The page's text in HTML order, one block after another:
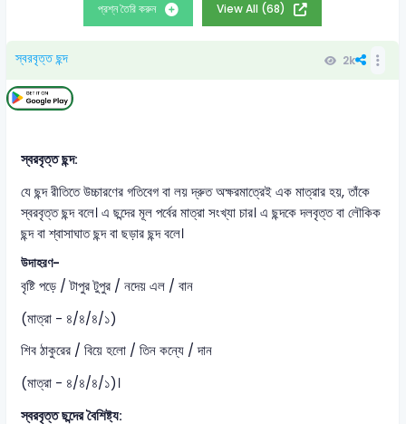
প্রশ্ন তৈরি করুন View All (68)
স্বরবৃত্ত ছন্দ 2k
স্বরবৃত্ত ছন্দ:
যে ছন্দ রীতিতে উচ্চারণের গতিবেগ বা লয় দ্রুত অক্ষরমাত্রেই এক মাত্রার হয়, তাঁকে
স্বরবৃত্ত ছন্দ বলে। এ ছন্দের মূল পর্বের মাত্রা সংখ্যা চার। এ ছন্দকে দলবৃত্ত বা লৌকিক
ছন্দ বা শ্বাসাঘাত ছন্দ বা ছড়ার ছন্দ বলে।
উদাহরণ-
বৃষ্টি পড়ে / টাপুর টুপুর / নদেয় এল / বান
(মাত্রা - ৪/৪/৪/১)
শিব ঠাকুরের / বিয়ে হলো / তিন কন্যে / দান
(মাত্রা - ৪/৪/৪/১)।
স্বরবৃত্ত ছন্দের বৈশিষ্ট্য: